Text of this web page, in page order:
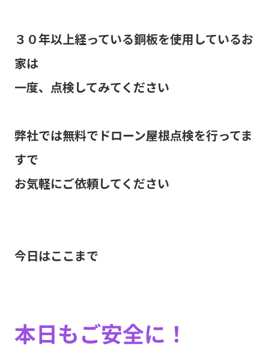
３０年以上経っている銅板を使用しているお
家は
一度、点検してみてください
弊社では無料でドローン屋根点検を行ってま
すで
お気軽にご依頼してください
今日はここまで
本日もご安全に！